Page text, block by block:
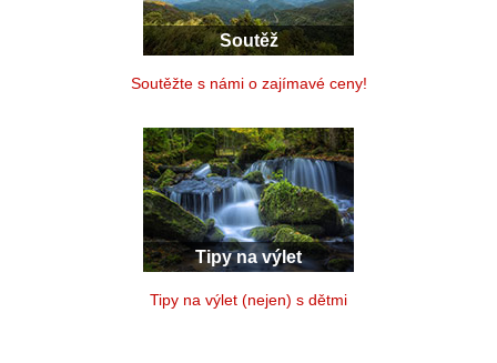
Soutěž
Soutěžte s námi o zajímavé ceny!
Tipy na výlet
Tipy na výlet (nejen) s dětmi